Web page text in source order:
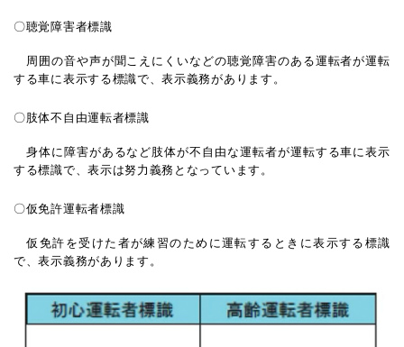
〇聴覚障害者標識
周囲の音や声が聞こえにくいなどの聴覚障害のある運転者が運転
する車に表示する標識で、表示義務があります。
〇肢体不自由運転者標識
身体に障害があるなど肢体が不自由な運転者が運転する車に表示
する標識で、表示は努力義務となっています。
〇仮免許運転者標識
仮免許を受けた者が練習のために運転するときに表示する標識
で、表示義務があります。